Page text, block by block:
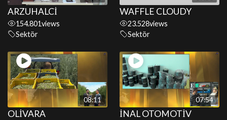
ARZUHALCİ
154.801views
Sektör
WAFFLE CLOUDY
23.528views
Sektör
08:11
OLİVARA
07:54
İNAL OTOMOTİV